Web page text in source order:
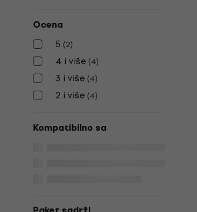
Ocena
5 (2)
4 i više (4)
3 i više (4)
2 i više (4)
Kompatibilno sa